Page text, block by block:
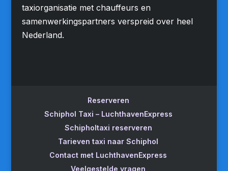
taxiorganisatie met chauffeurs en
samenwerkingspartners verspreid over heel
Nederland.
Reserveren
Schiphol Taxi – LuchthavenExpress
Schipholtaxi reserveren
Tarieven taxi naar Schiphol
Contact met LuchthavenExpress
Veelgestelde vragen